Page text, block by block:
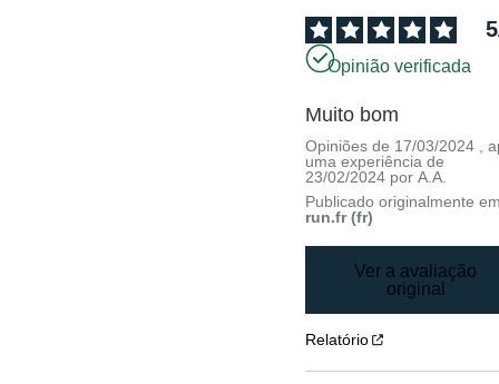
5
Opinião verificada
Muito bom
Opiniões de 17/03/2024
,
uma experiência de
23/02/2024 porA.A.
Publicado originalmente
run.fr (fr)
Ver a avaliação
original
Relatório